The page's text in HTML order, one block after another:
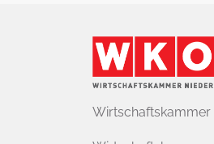
Wirtschaftskammer